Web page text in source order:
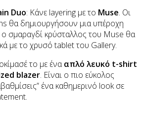
Duo: Κάνε layering με το Muse. Οι
θα δημιουργήσουν μια υπέροχη
σμαραγδί κρύσταλλος του Muse θα
με το χρυσό tablet του Gallery.
το με ένααπλό λευκό t-shirt
blazer. Είναι ο πιο εύκολος
ένα καθημερινό look σε